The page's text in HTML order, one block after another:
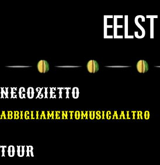
NEGOZIETTO
ABBIGLIAMENTOMUSICAALTRO
TOUR